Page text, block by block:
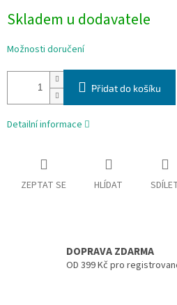
cena:
Skladem u dodavatele
Možnosti doručení
Přidat do košíku
Detailní informace
ZEPTAT SE HLÍDAT
DOPRAVA ZDARMA
OD 399 Kč pro